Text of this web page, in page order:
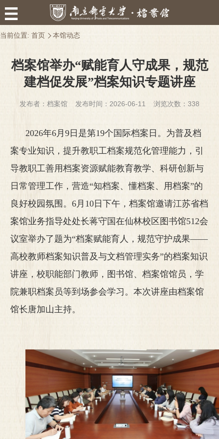
当前位置: 首页 本馆动态
档案馆举办“赋能育人守成果，规范
建档促发展”档案知识专题讲座
发布者：档案馆 发布时间：2026-06-11 浏览次数： 338
2026年6 月9日是第19个国际档案日。为普及档
案专业知识，提升教职工档案规范化管理能力，引
导教职工善用档案资源赋能教育教学、科研创新与
日常管理工作，营造“知档案、懂档案、用档案”的
良好校园氛围。 6月 10日下午，档案馆邀请江苏省档
案馆业务指导处处长蒋守国在仙林校区图书馆512会
议室举办了题为“档案赋能育人，规范守护成果——
高校教师档案知识普及与文档管理实务”的档案知识
讲座，校职能部门教师，图书馆、档案馆馆员，学
院兼职档案员等到场参会学习。本次讲座由档案馆
馆长唐加山主持。